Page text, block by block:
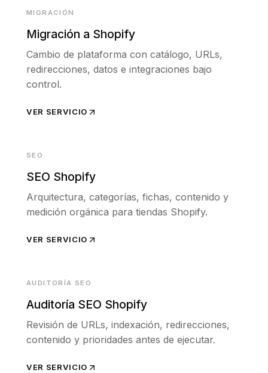
MIGRACIÓN
Migración a Shopify
Cambio de plataforma con catálogo, URLs,
redirecciones, datos e integraciones bajo
control.
VER SERVICIO
SEO
SEO Shopify
Arquitectura, categorías, fichas, contenido y
medición orgánica para tiendas Shopify.
VER SERVICIO
AUDITORÍA SEO
Auditoría SEO Shopify
Revisión de URLs, indexación, redirecciones,
contenido y prioridades antes de ejecutar.
VER SERVICIO